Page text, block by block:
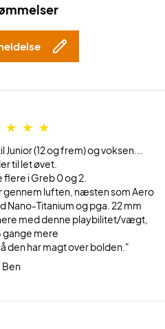
(12 og frem) og voksen...
til let øvet.
i Greb 0 og 2.
luften, næsten som Aero
Nano-Titanium og pga. 22 mm
med denne playbilitet/vægt,
gange mere
den har magt over bolden."
Ben